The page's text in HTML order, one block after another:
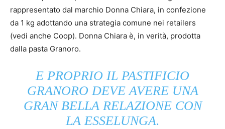
rappresentato dal marchio Donna Chiara, in confezione
da 1 kg adottando una strategia comune nei retailers
(vedi anche Coop). Donna Chiara è, in verità, prodotta
dalla pasta Granoro.
E PROPRIO IL PASTIFICIO
GRANORO DEVE AVERE UNA
GRAN BELLA RELAZIONE CON
LA ESSELUNGA.